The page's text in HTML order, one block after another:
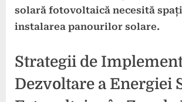
solară fotovoltaică necesită
instalarea panourilor solare.
Strategii de
Dezvoltare a Energiei